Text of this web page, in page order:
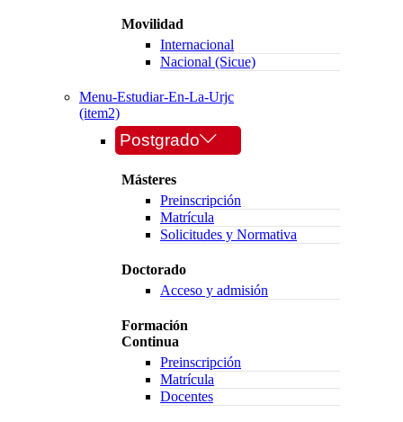
Movilidad
Internacional
Nacional (Sicue)
Menu-Estudiar-En-La-Urjc
(item2)
Postgrado
Másteres
Preinscripción
Matrícula
Solicitudes y Normativa
Doctorado
Acceso y admisión
Formación
Continua
Preinscripción
Matrícula
Docentes